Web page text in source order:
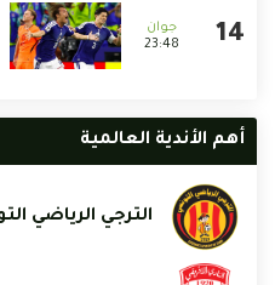
23:48
أهم الأندية العالمية
الترجي الرياضي